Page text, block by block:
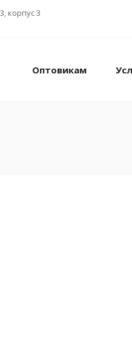
корпус 3
Оптовикам